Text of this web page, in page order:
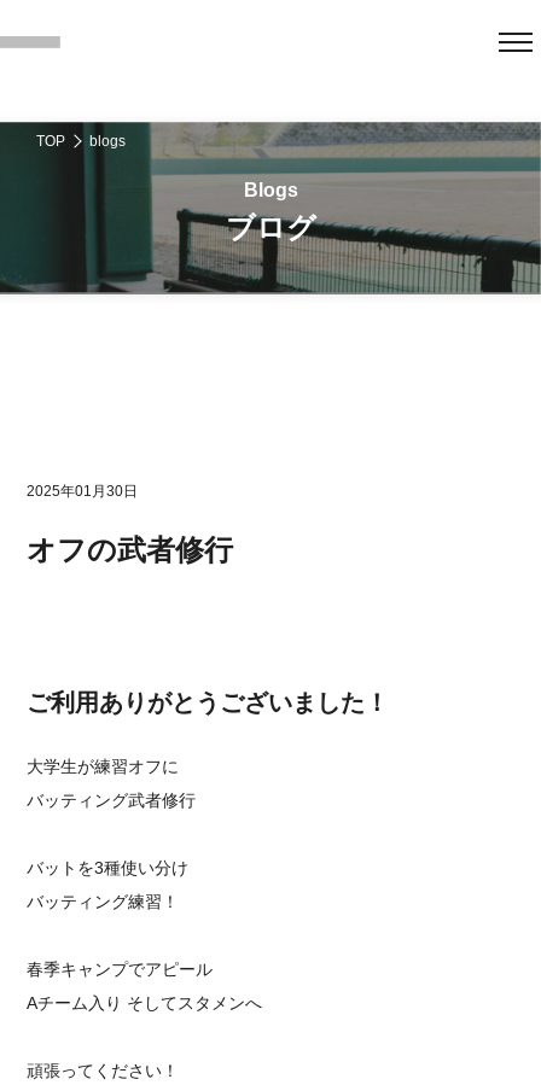
TOP blogs
ブログ
2025年01月30日
オフの武者修行
ご利用ありがとうございました！
大学生が練習オフに
バッティング武者修行
バットを3種使い分け
バッティング練習！
春季キャンプでアピール
Aチーム入り そしてスタメンへ
頑張ってください！